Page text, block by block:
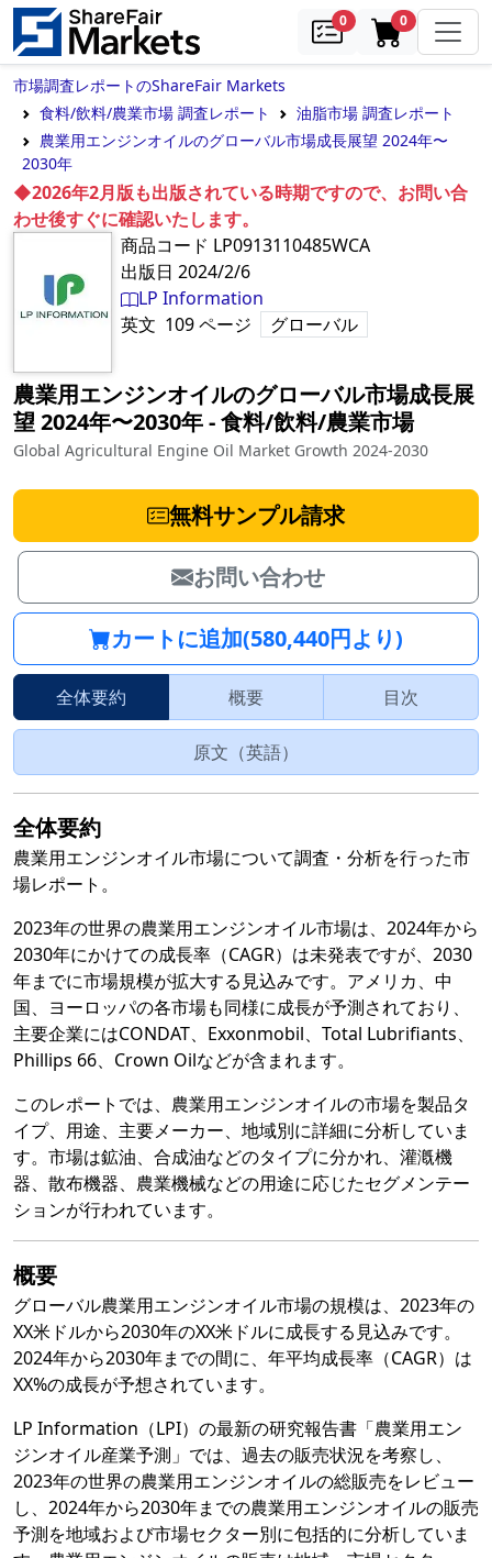
0samples0in cart
市場調査レポートのShareFair Markets
食料/飲料/農業市場 調査レポート
油脂市場 調査レポート
農業用エンジンオイルのグローバル市場成長展望 2024年〜
2030年
◆2026年2月版も出版されている時期ですので、お問い合
わせ後すぐに確認いたします。
商品コード LP0913110485WCA
出版日 2024/2/6
LP Information
英文 109ページ グローバル
農業用エンジンオイルのグローバル市場成長展
望 2024年〜2030年‐食料/飲料/農業市場
Global Agricultural Engine Oil Market Growth 2024-2030
無料サンプル請求
お問い合わせ
カートに追加(580,440円より)
全体要約 概要 目次
原文（英語）
全体要約
農業用エンジンオイル市場について調査・分析を行った市
場レポート。
2023年の世界の農業用エンジンオイル市場は、2024年から
2030年にかけての成長率（CAGR）は未発表ですが、2030
年までに市場規模が拡大する見込みです。アメリカ、中
国、ヨーロッパの各市場も同様に成長が予測されており、
主要企業にはCONDAT、Exxonmobil、Total Lubrifiants、
Phillips 66、Crown Oilなどが含まれます。
このレポートでは、農業用エンジンオイルの市場を製品タ
イプ、用途、主要メーカー、地域別に詳細に分析していま
す。市場は鉱油、合成油などのタイプに分かれ、灌漑機
器、散布機器、農業機械などの用途に応じたセグメンテー
ションが行われています。
概要
グローバル農業用エンジンオイル市場の規模は、2023年の
XX米ドルから2030年のXX米ドルに成長する見込みです。
2024年から2030年までの間に、年平均成長率（CAGR）は
XX%の成長が予想されています。
LP Information（LPI）の最新の研究報告書「農業用エン
ジンオイル産業予測」では、過去の販売状況を考察し、
2023年の世界の農業用エンジンオイルの総販売をレビュー
し、2024年から2030年までの農業用エンジンオイルの販売
予測を地域および市場セクター別に包括的に分析していま